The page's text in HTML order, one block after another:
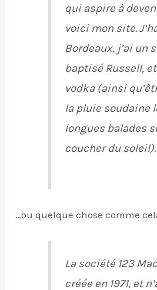
qui aspire à
voici mon site.
Bordeaux, j’ai un
baptisé Russell,
vodka (ainsi
la pluie soudaine
longues balades
coucher du soleil).
…ou quelque chose comme
La société 123
créée en 1971, et